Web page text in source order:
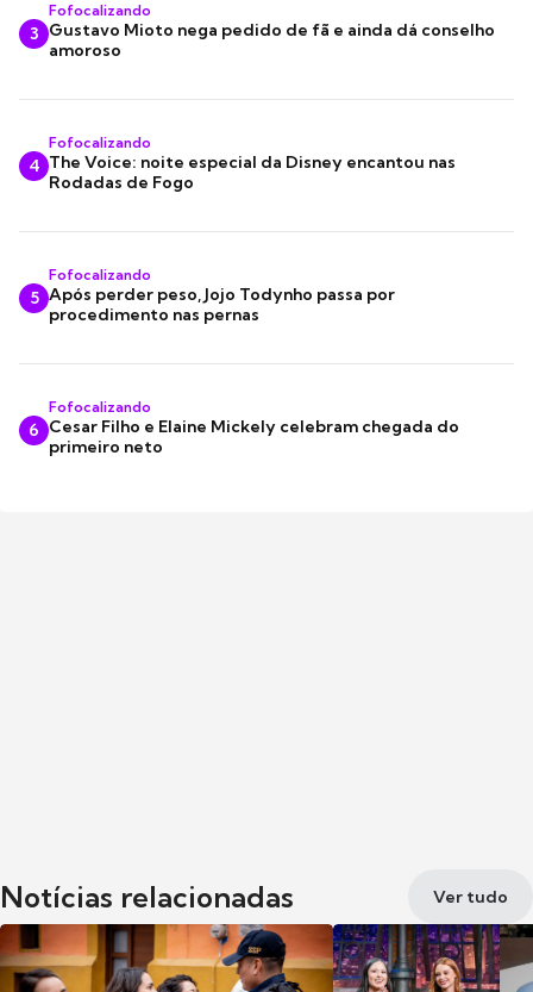
3
Fofocalizando
Gustavo Mioto nega pedido de fã e ainda dá conselho
amoroso
4
Fofocalizando
The Voice: noite especial da Disney encantou nas
Rodadas de Fogo
5
Fofocalizando
Após perder peso, Jojo Todynho passa por
procedimento nas pernas
6
Fofocalizando
Cesar Filho e Elaine Mickely celebram chegada do
primeiro neto
Notícias relacionadas Ver tudo